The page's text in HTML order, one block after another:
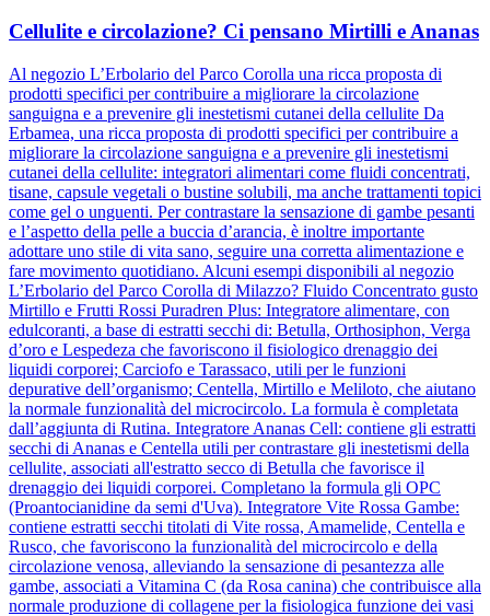
Cellulite e circolazione? Ci pensano Mirtilli e Ananas
Al negozio L’Erbolario del Parco Corolla una ricca proposta di
prodotti specifici per contribuire a migliorare la circolazione
sanguigna e a prevenire gli inestetismi cutanei della cellulite Da
Erbamea, una ricca proposta di prodotti specifici per contribuire a
migliorare la circolazione sanguigna e a prevenire gli inestetismi
cutanei della cellulite: integratori alimentari come fluidi concentrati,
tisane, capsule vegetali o bustine solubili, ma anche trattamenti topici
come gel o unguenti. Per contrastare la sensazione di gambe pesanti
e l’aspetto della pelle a buccia d’arancia, è inoltre importante
adottare uno stile di vita sano, seguire una corretta alimentazione e
fare movimento quotidiano. Alcuni esempi disponibili al negozio
L’Erbolario del Parco Corolla di Milazzo? Fluido Concentrato gusto
Mirtillo e Frutti Rossi Puradren Plus: Integratore alimentare, con
edulcoranti, a base di estratti secchi di: Betulla, Orthosiphon, Verga
d’oro e Lespedeza che favoriscono il fisiologico drenaggio dei
liquidi corporei; Carciofo e Tarassaco, utili per le funzioni
depurative dell’organismo; Centella, Mirtillo e Meliloto, che aiutano
la normale funzionalità del microcircolo. La formula è completata
dall’aggiunta di Rutina. Integratore Ananas Cell: contiene gli estratti
secchi di Ananas e Centella utili per contrastare gli inestetismi della
cellulite, associati all'estratto secco di Betulla che favorisce il
drenaggio dei liquidi corporei. Completano la formula gli OPC
(Proantocianidine da semi d'Uva). Integratore Vite Rossa Gambe:
contiene estratti secchi titolati di Vite rossa, Amamelide, Centella e
Rusco, che favoriscono la funzionalità del microcircolo e della
circolazione venosa, alleviando la sensazione di pesantezza alle
gambe, associati a Vitamina C (da Rosa canina) che contribuisce alla
normale produzione di collagene per la fisiologica funzione dei vasi